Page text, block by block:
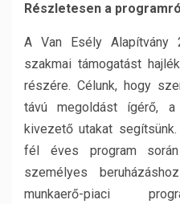
Részletesen a
A Van Esély Alapítvány
szakmai támogatást
részére. Célunk, hogy
távú megoldást ígérő, a
kivezető utakat
fél éves program
személyes
munkaerő-piaci